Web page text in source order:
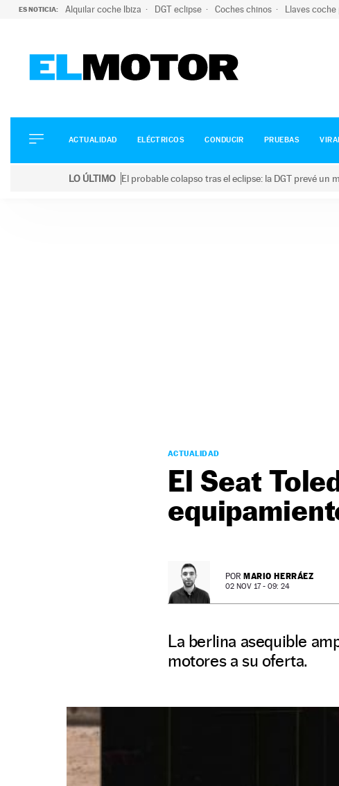
ES NOTICIA: Alquilar coche Ibiza DGT eclipse Coches chinos Llaves coche
ELÉCTRICOS
CONDUCIR
ACTUALIDAD ELÉCTRICOS CONDUCIR PRUEBAS
LO ÚLTIMO El probable colapso tras el eclipse: la DGT prevé
ACTUALIDAD
El Seat
POR MARIO HERRÁEZ
02 NOV 17 - 09: 24
La berlina asequible
motores a su oferta.